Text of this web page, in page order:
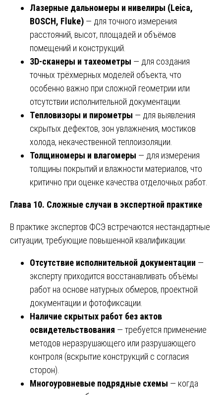
Лазерные дальномеры и нивелиры (Leica,
BOSCH, Fluke) — для точного измерения
расстояний, высот, площадей и объёмов
помещений и конструкций.
3D-сканеры и тахеометры — для создания
точных трёхмерных моделей объекта, что
особенно важно при сложной геометрии или
отсутствии исполнительной документации.
Тепловизоры и пирометры — для выявления
скрытых дефектов, зон увлажнения, мостиков
холода, некачественной теплоизоляции.
Толщиномеры и влагомеры — для измерения
толщины покрытий и влажности материалов, что
критично при оценке качества отделочных работ.
Глава 10. Сложные случаи в экспертной практике
В практике экспертов ФСЭ встречаются нестандартные
ситуации, требующие повышенной квалификации:
Отсутствие исполнительной документации —
эксперту приходится восстанавливать объёмы
работ на основе натурных обмеров, проектной
документации и фотофиксации.
Наличие скрытых работ без актов
освидетельствования — требуется применение
методов неразрушающего или разрушающего
контроля (вскрытие конструкций с согласия
сторон).
Многоуровневые подрядные схемы — когда